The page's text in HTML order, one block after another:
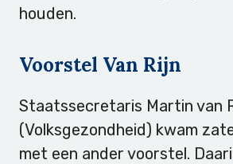
houden.
Voorstel Van Rijn
Staatssecretaris Martin van
(Volksgezondheid) kwam
met een ander voorstel.